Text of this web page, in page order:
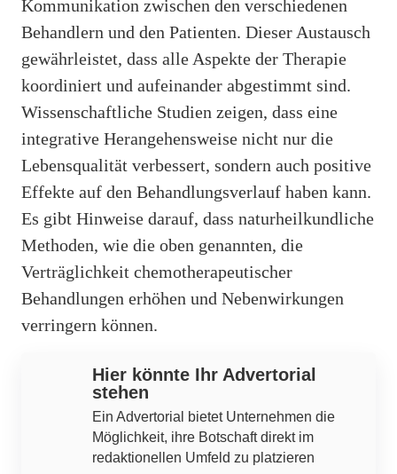
Kommunikation zwischen den verschiedenen
Behandlern und den Patienten. Dieser Austausch
gewährleistet, dass alle Aspekte der Therapie
koordiniert und aufeinander abgestimmt sind.
Wissenschaftliche Studien zeigen, dass eine
integrative Herangehensweise nicht nur die
Lebensqualität verbessert, sondern auch positive
Effekte auf den Behandlungsverlauf haben kann.
Es gibt Hinweise darauf, dass naturheilkundliche
Methoden, wie die oben genannten, die
Verträglichkeit chemotherapeutischer
Behandlungen erhöhen und Nebenwirkungen
verringern können.
Hier könnte Ihr Advertorial
stehen
Ein Advertorial bietet Unternehmen die
Möglichkeit, ihre Botschaft direkt im
redaktionellen Umfeld zu platzieren